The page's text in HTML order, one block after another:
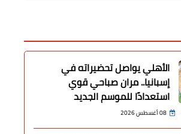
الأهلي يواصل تحضيراته في
إسبانيا.. مران صباحي قوي
استعدادًا للموسم الجديد
08 أغسطس 2026